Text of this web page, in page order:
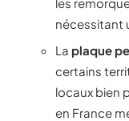
nécessitant
La plaque
certains
locaux bien
en France